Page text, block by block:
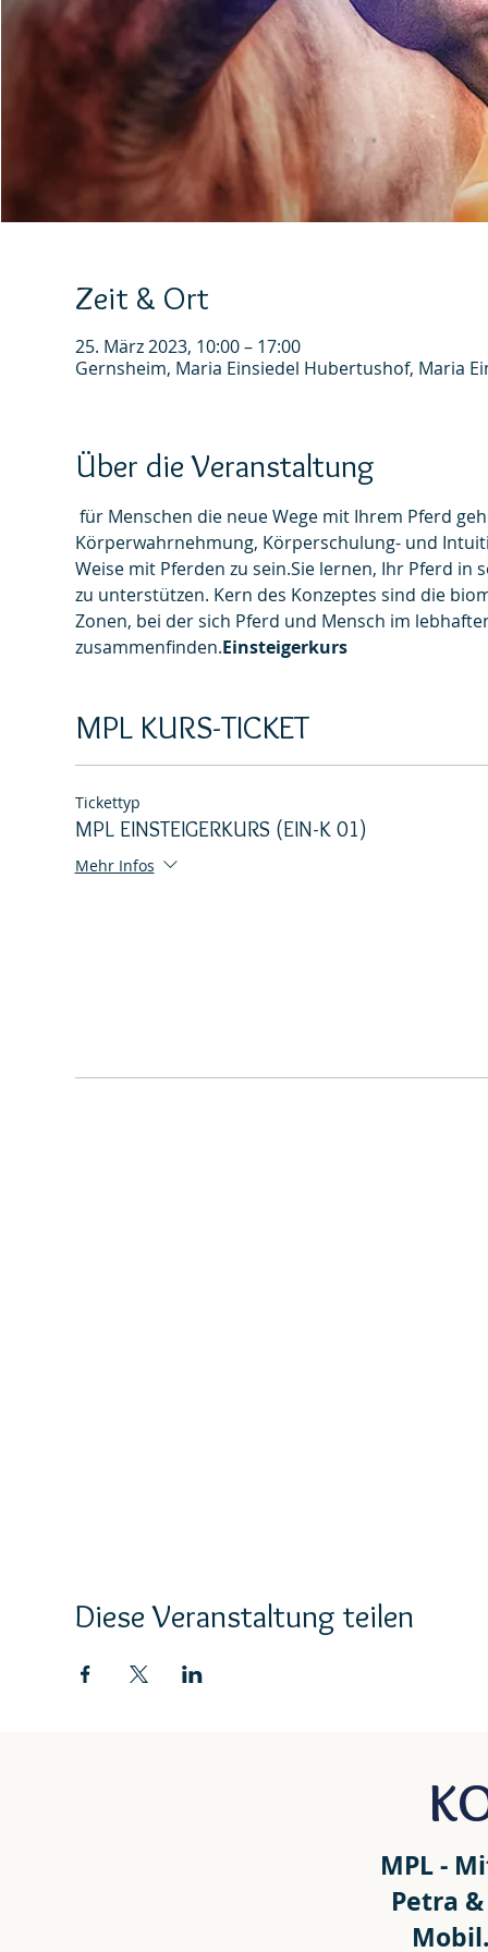
Zeit & Ort
25. März 2023, 10:00 – 17:00
Gernsheim, Maria Einsiedel Hubertushof, Maria
Über die Veranstaltung
Körperwahrnehmung, Körperschulung- und
Weise mit Pferden zu sein.Sie lernen, Ihr Pferd
zu unterstützen. Kern des Konzeptes sind die
Zonen, bei der sich Pferd und Mensch im
zusammenfinden.Einsteigerkurs
MPL KURS-TICKET
Tickettyp
MPL EINSTEIGERKURS (EIN-K 01)
Mehr Infos
Diese Veranstaltung teilen
MPL -
Petra